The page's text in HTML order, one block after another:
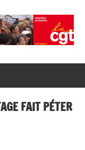
FAIT PÉTER